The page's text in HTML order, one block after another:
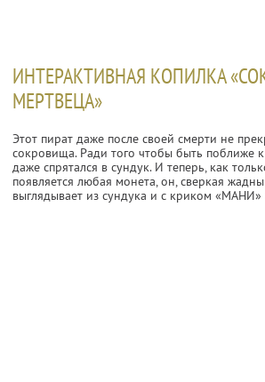
ИНТЕРАКТИВНАЯ КОПИЛКА
МЕРТВЕЦА»
Этот пират даже после своей смерти не
сокровища. Ради того чтобы быть поближе
даже спрятался в сундук. И теперь, как
появляется любая монета, он, сверкая
выглядывает из сундука и с криком «МАНИ»